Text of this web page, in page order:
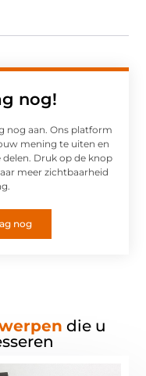
nog!
nog aan. Ons platform
mening te uiten en
Druk op de knop
meer zichtbaarheid
nog
die u